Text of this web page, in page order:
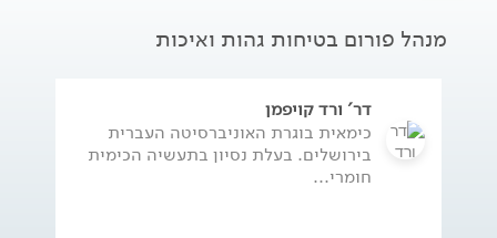
מנהל פורום בטיחות גהות ואיכות
דר' ורד קויפמן
כימאית בוגרת האוניברסיטה העברית
בירושלים. בעלת נסיון בתעשיה הכימית
חומרי...